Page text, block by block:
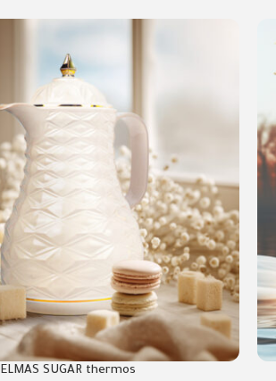
ELMAS SUGAR thermos